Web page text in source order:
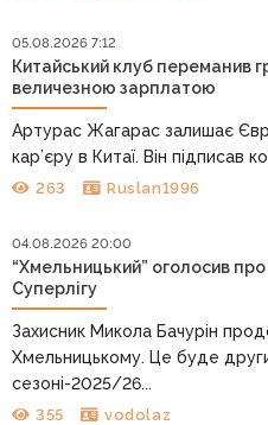
05.08.2026 7:12
Китайський клуб переманив
величезною зарплатою
Артурас Жагарас залишає
кар’єру в Китаї. Він підписав
263 Ruslan1996
04.08.2026 20:00
“Хмельницький” оголосив
Суперлігу
Захисник Микола Бачурін
Хмельницькому. Це буде
сезоні-2025/26...
355 vodolaz